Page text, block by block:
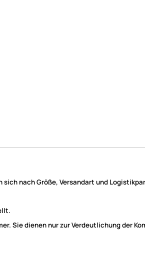
nach Größe, Versandart und
Sie dienen nur zur Verdeutlichung der